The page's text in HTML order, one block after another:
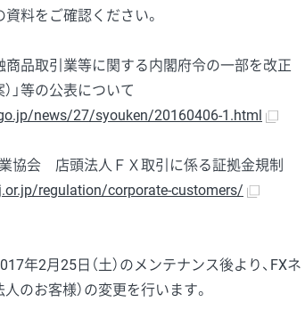
資料をご確認ください。
品取引業等に関する内閣府令の一部を改正
」等の公表について
news/27/syouken/20160406-1.html
協会 店頭法人ＦＸ取引に係る証拠金規制
regulation/corporate-customers/
年2月25日（土）のメンテナンス後より、FXネ
のお客様）の変更を行います。